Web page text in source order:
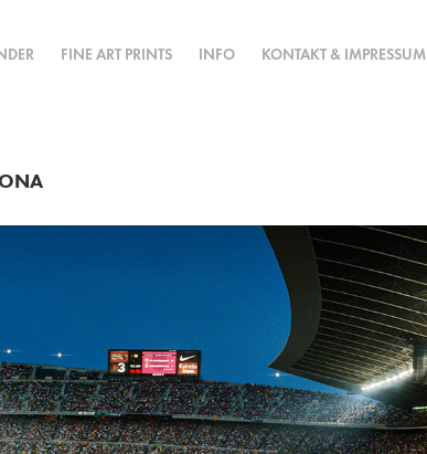
FINE ART PRINTS INFO KONTAKT & IMPRESSUM